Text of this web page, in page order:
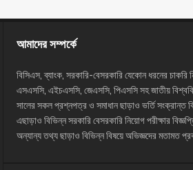
আমাদের সম্পর্কে
বিসিএস, ব্যাংক, সরকারি-বেসরকারি যেকোন ধরনের চাকরি
এসএসসি, এইচএসসি, জেএসসি, পিএসসি সহ জাতীয়
সালের সকল প্রশ্নপত্র ও সমাধান ছাড়াও ভর্তি সংক্রান্ত
এছাড়াও বিভিন্ন সরকারি বেসরকারি নিয়োগ পরীক্ষার
অন্যান্য তথ্য ছাড়াও বিভিন্ন বিষয়ে অভিজ্ঞদের মতামত